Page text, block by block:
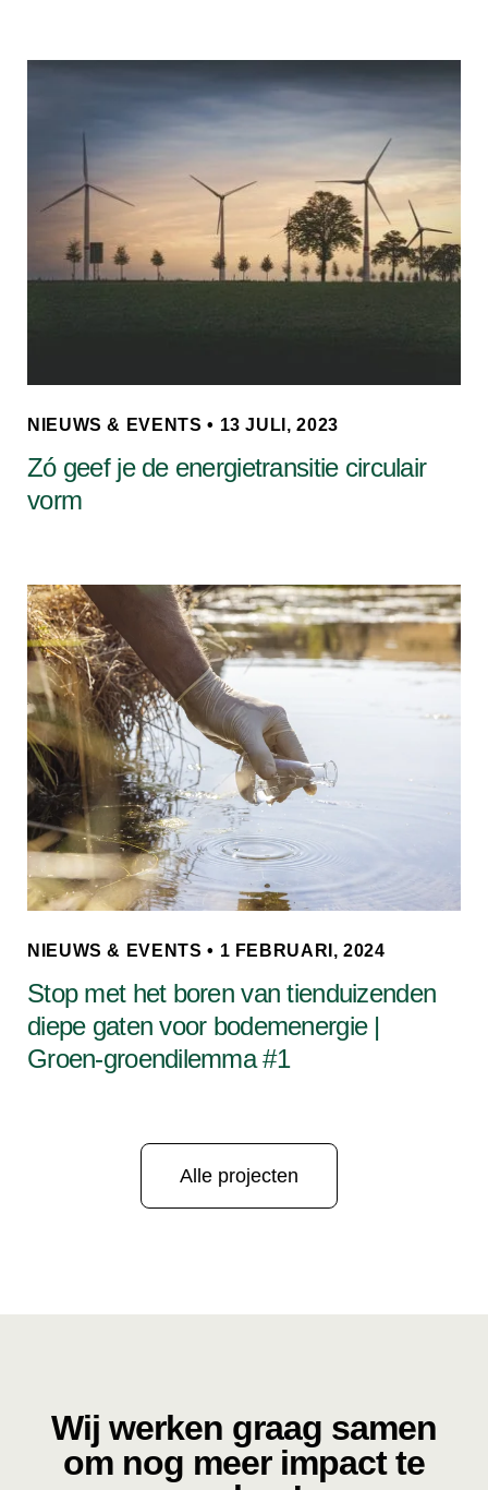
NIEUWS & EVENTS • 13 JULI, 2023
Zó geef je de energietransitie circulair
vorm
NIEUWS & EVENTS • 1 FEBRUARI, 2024
Stop met het boren van tienduizenden
diepe gaten voor bodemenergie |
Groen-groendilemma #1
Alle projecten
Wij werken graag samen
om nog meer impact te